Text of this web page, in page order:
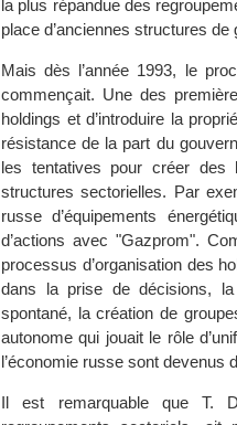
la plus répandue des
place d’anciennes structures
Mais dès l’année 1993, le
commençait. Une des
holdings et d’introduire la
résistance de la part du
les tentatives pour créer des
structures sectorielles. Par
russe d’équipements
d’actions avec "Gazprom".
processus d’organisation des
dans la prise de décisions, la
spontané, la création de
autonome qui jouait le rôle
l’économie russe sont devenus
Il est remarquable que T.